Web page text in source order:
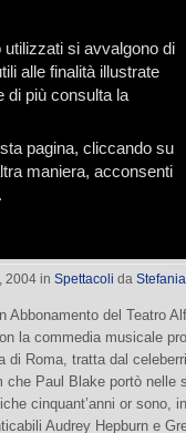
Le nostre firme
“Vacanze Romane”
2004 in Spettacoli da
Abbonamento del Teatro
la commedia musicale
di Roma, tratta dal
che Paul Blake portò nelle
cinquant’anni or sono,
Audrey Hepburn e
si avvalgono di
alle finalità illustrate
di più consulta la
pagina, cliccando su
maniera, acconsenti